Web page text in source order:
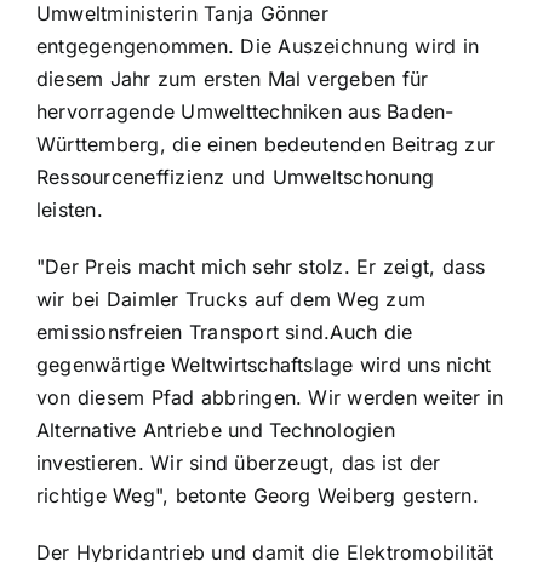
Umweltministerin Tanja Gönner
entgegengenommen. Die Auszeichnung wird in
diesem Jahr zum ersten Mal vergeben für
hervorragende Umwelttechniken aus Baden-
Württemberg, die einen bedeutenden Beitrag zur
Ressourceneffizienz und Umweltschonung
leisten.
"Der Preis macht mich sehr stolz. Er zeigt, dass
wir bei Daimler Trucks auf dem Weg zum
emissionsfreien Transport sind.Auch die
gegenwärtige Weltwirtschaftslage wird uns nicht
von diesem Pfad abbringen. Wir werden weiter in
Alternative Antriebe und Technologien
investieren. Wir sind überzeugt, das ist der
richtige Weg", betonte Georg Weiberg gestern.
Der Hybridantrieb und damit die Elektromobilität